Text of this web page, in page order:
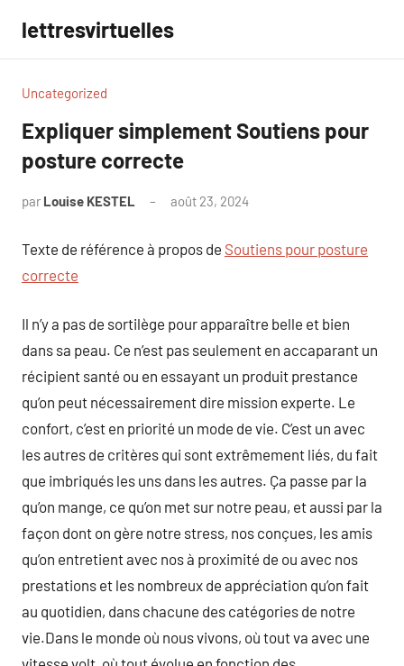
contenu
lettresvirtuelles
Uncategorized
Expliquer simplement Soutiens pour
posture correcte
par Louise KESTEL août 23, 2024
Texte de référence à propos de Soutiens pour posture
correcte
Il n’y a pas de sortilège pour apparaître belle et bien
dans sa peau. Ce n’est pas seulement en accaparant un
récipient santé ou en essayant un produit prestance
qu’on peut nécessairement dire mission experte. Le
confort, c’est en priorité un mode de vie. C’est un avec
les autres de critères qui sont extrêmement liés, du fait
que imbriqués les uns dans les autres. Ça passe par la
qu’on mange, ce qu’on met sur notre peau, et aussi par la
façon dont on gère notre stress, nos conçues, les amis
qu’on entretient avec nos à proximité de ou avec nos
prestations et les nombreux de appréciation qu’on fait
au quotidien, dans chacune des catégories de notre
vie.Dans le monde où nous vivons, où tout va avec une